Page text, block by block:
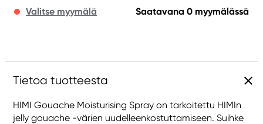
Valitse myymälä Saatavana 0 myymälässä
Tietoa tuotteesta
HIMI Gouache Moisturising Spray on tarkoitettu HIMIn
jelly gouache -värien uudelleenkostuttamiseen. Suihke